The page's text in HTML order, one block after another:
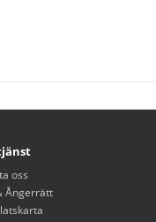
oss
Ångerrätt